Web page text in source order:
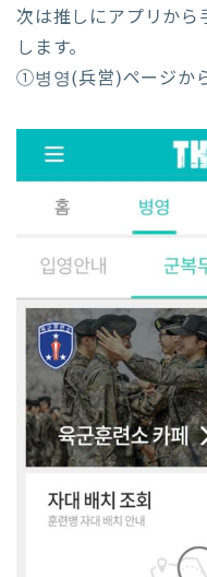
次は推しにアプリから
します。
①병영(兵営)ページか